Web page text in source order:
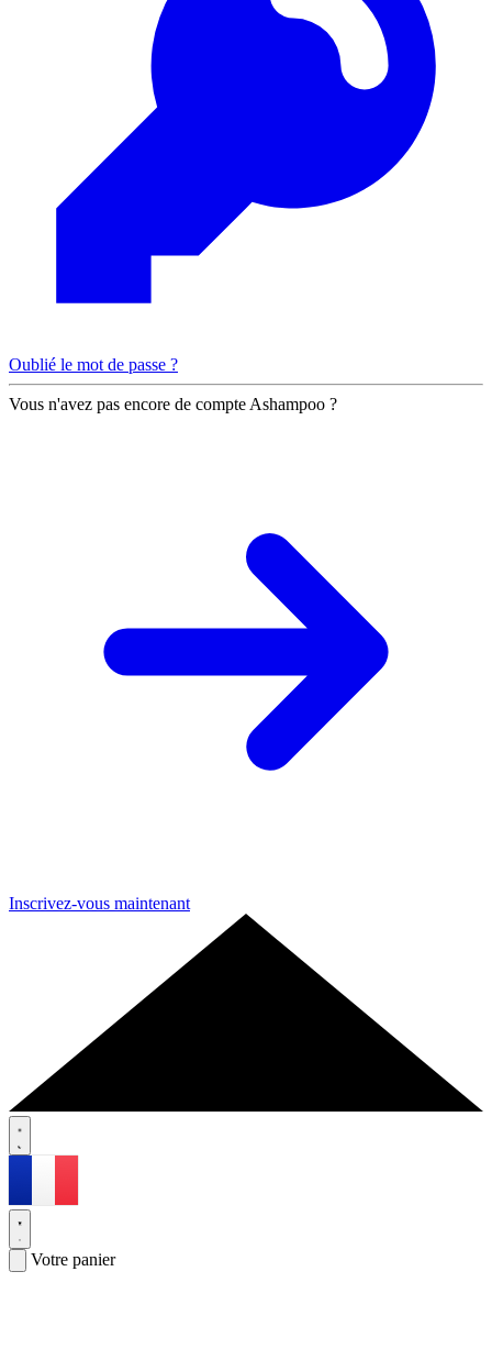
Oublié le mot de passe ?
Vous n'avez pas encore de compte Ashampoo ?
Inscrivez-vous maintenant
Votre panier